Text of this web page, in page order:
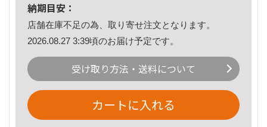
納期目安：
店舗在庫不足の為、取り寄せ注文となります。
2026.08.27 3:39頃のお届け予定です。
受け取り方法・送料について
カートに入れる